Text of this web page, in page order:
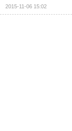
2015-11-06 15:02